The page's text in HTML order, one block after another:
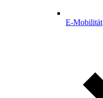
E-Mobilität